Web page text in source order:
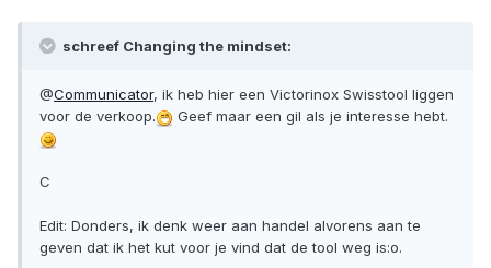
schreef Changing the mindset:
@Communicator, ik heb hier een Victorinox Swisstool liggen
voor de verkoop.
Geef maar een gil als je interesse hebt.
C
Edit: Donders, ik denk weer aan handel alvorens aan te
geven dat ik het kut voor je vind dat de tool weg is:o.